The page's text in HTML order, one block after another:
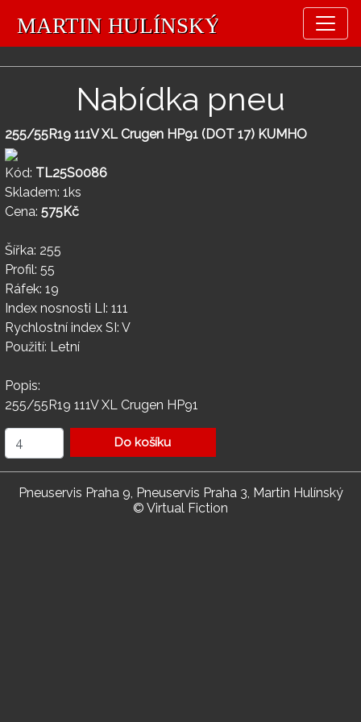
Nabídka pneu
255/55R19 111V XL Crugen HP91 (DOT 17) KUMHO
Kód: TL25S0086
Skladem: 1ks
Cena: 575Kč
Šířka: 255
Profil: 55
Ráfek: 19
Index nosnosti LI: 111
Rychlostní index SI: V
Použití: Letní
Popis:
255/55R19 111V XL Crugen HP91
Do košíku
Pneuservis Praha 9, Pneuservis Praha 3, Martin Hulínský
© Virtual Fiction